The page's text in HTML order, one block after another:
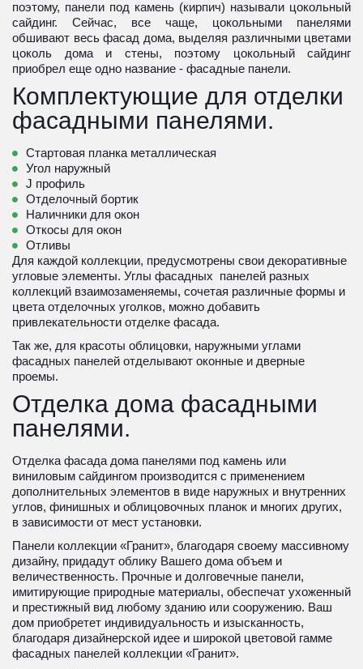
поэтому, панели под камень (кирпич) называли цокольный
сайдинг. Сейчас, все чаще, цокольными панелями
обшивают весь фасад дома, выделяя различными цветами
цоколь дома и стены, поэтому цокольный сайдинг
приобрел еще одно название - фасадные панели.
Комплектующие для отделки
фасадными панелями.
Стартовая планка металлическая
Угол наружный
J профиль
Отделочный бортик
Наличники для окон
Откосы для окон
Отливы
Для каждой коллекции, предусмотрены свои декоративные
угловые элементы. Углы фасадных  панелей разных
коллекций взаимозаменяемы, сочетая различные формы и
цвета отделочных уголков, можно добавить
привлекательности отделке фасада.
Так же, для красоты облицовки, наружными углами
фасадных панелей отделывают оконные и дверные
проемы.
Отделка дома фасадными
панелями.
Отделка фасада дома панелями под камень или
виниловым сайдингом производится с применением
дополнительных элементов в виде наружных и внутренних
углов, финишных и облицовочных планок и многих других,
в зависимости от мест установки.
Панели коллекции «Гранит», благодаря своему массивному
дизайну, придадут облику Вашего дома объем и
величественность. Прочные и долговечные панели,
имитирующие природные материалы, обеспечат ухоженный
и престижный вид любому зданию или сооружению. Ваш
дом приобретет индивидуальность и изысканность,
благодаря дизайнерской идее и широкой цветовой гамме
фасадных панелей коллекции «Гранит».